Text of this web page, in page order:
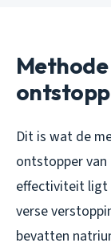
Methode
Dit is wat de
ontstopper
effectiviteit ligt
verse
bevatten